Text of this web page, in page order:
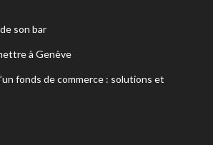
son bar
à Genève
fonds de commerce : solutions et